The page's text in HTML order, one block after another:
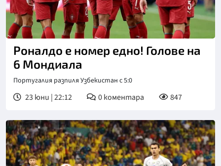
Роналдо е номер едно! Голове на
6 Мондиала
Португалия разпиля Узбекистан с 5:0
23 юни | 22:12 0коментара 847